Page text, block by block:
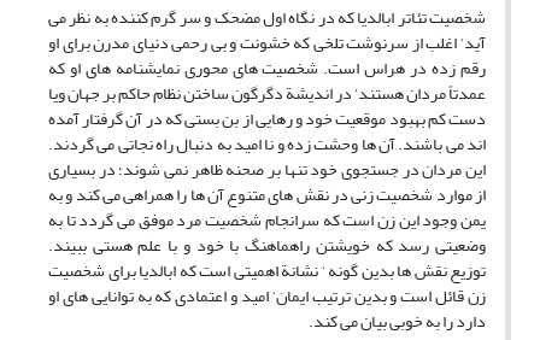
شخصیت تئاتر ابالدیا که در نگاه اول مضحک و سر گرم کننده به نظر می
آید‘ اغلب از سرنوشت تلخی که خشونت و بی رحمی دنیای مدرن برای او
رقم زده در هراس است. شخصیت های محوری نمایشنامه های او که
عمدتاً مردان هستند‘ در اندیشة دگرگون ساختن نظام حاکم بر جهان ویا
دست کم بهبود موقعیت خود و رهایی از بن بستی که در آن گرفتار آمده
اند می باشند. آن ها وحشت زده و نا امید به دنبال راه نجاتی می گردند.
این مردان در جستجوی خود تنها بر صحنه ظاهر نمی شوند؛ در بسیاری
از موارد شخصیت زنی در نقش های متنوع آن ها را همراهی می کند و به
یمن وجود این زن است که سرانجام شخصیت مرد موفق می گردد تا به
وضعیتی رسد که خویشتن راهماهنگ با خود و با علم هستی ببیند.
توزیع نقش ها بدین گونه ‘ نشانة اهمیتی است که ابالدیا برای شخصیت
زن قائل است و بدین ترتیب ایمان‘ امید و اعتمادی که به توانایی های او
دارد را به خوبی بیان می کند.